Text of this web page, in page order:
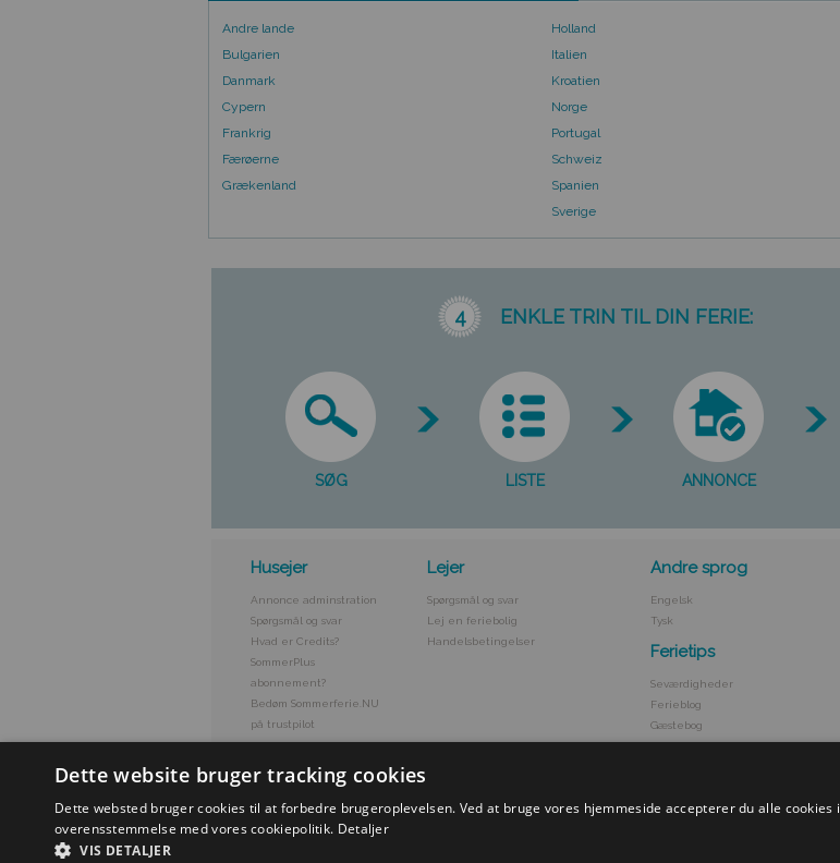
Andre lande
Bulgarien
Danmark
Cypern
Frankrig
Færøerne
Grækenland
Holland
Italien
Kroatien
Norge
Portugal
Schweiz
Spanien
Sverige
4 ENKLE TRIN TIL DIN FERIE:
SØG LISTE ANNONCE
Husejer
Annonce adminstration
Spørgsmål og svar
Hvad er Credits?
SommerPlus
abonnement?
Bedøm Sommerferie.NU
på trustpilot
Lejer
Spørgsmål og svar
Lej en feriebolig
Handelsbetingelser
Andre sprog
Engelsk
Tysk
Ferietips
Seværdigheder
Ferieblog
Gæstebog
Dette website bruger tracking cookies
Dette websted bruger cookies til at forbedre brugeroplevelsen. Ved at bruge vores hjemmeside accepterer du alle cookies i
overensstemmelse med vores cookiepolitik. Detaljer
VIS DETALJER